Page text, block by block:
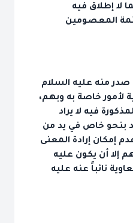
لا إطلاق فيه
المعصومين
صدر منه عليه السلام
لأمور خاصة به وبهم،
فيه لا يراد
بنحو خاص في يد من
إمكان إرادة المعنى
إلا أن يكون عليه
نائباً عنه عليه